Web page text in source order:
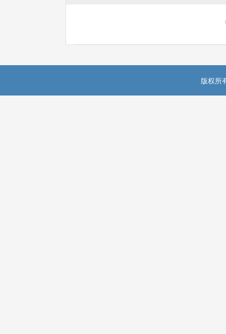
版权所